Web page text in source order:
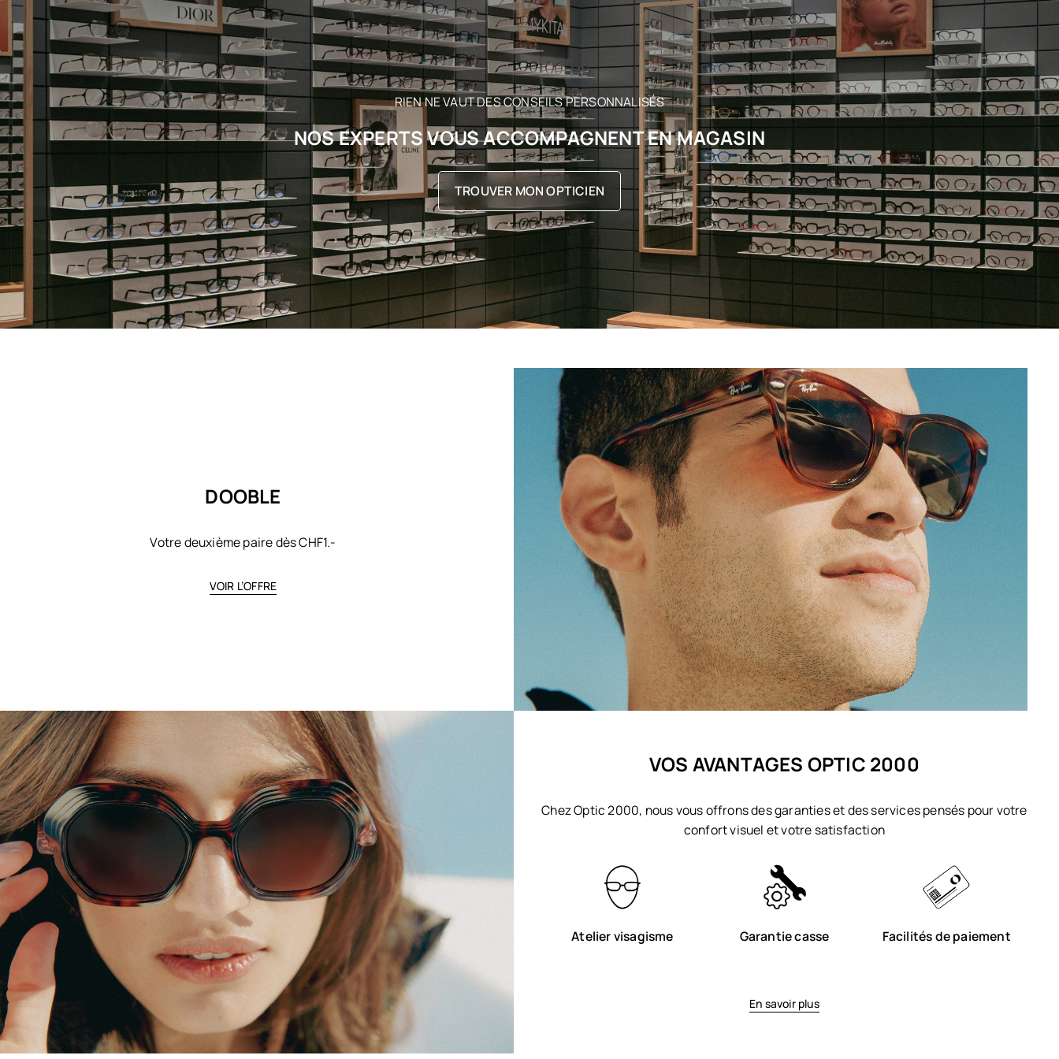
RIEN NE VAUT DES CONSEILS PERSONNALISÉS
NOS EXPERTS VOUS ACCOMPAGNENT EN MAGASIN
TROUVER MON OPTICIEN
DOOBLE
Votre deuxième paire dès CHF1.-
VOIR L’OFFRE
VOS AVANTAGES OPTIC 2000
Chez Optic 2000, nous vous offrons des garanties et des services pensés pour votre
confort visuel et votre satisfaction
Atelier visagisme Garantie casse Facilités de paiement
En savoir plus